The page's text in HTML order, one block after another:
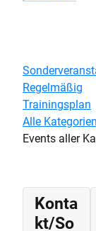
Regelmäßig
Trainingsplan
Alle
Events aller
Konta
kt/So